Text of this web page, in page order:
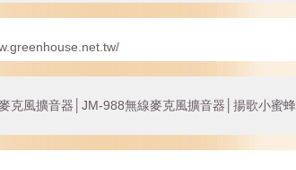
克風擴音器│JM-988無線麥克風擴音器│揚歌小蜜蜂